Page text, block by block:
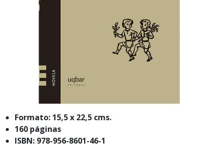
Formato: 15,5 x 22,5 cms.
160 páginas
ISBN: 978-956-8601-46-1